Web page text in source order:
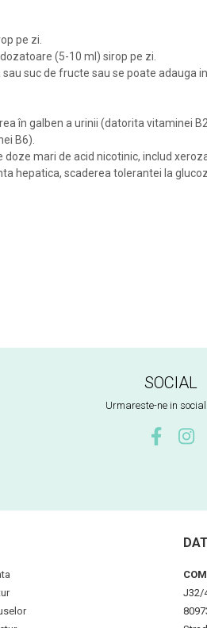
pe zi.
(5-10 ml) sirop pe zi.
suc de fructe sau se poate adauga
în galben a urinii (datorita vitaminei
B6).
mari de acid nicotinic, includ
hepatica, scaderea tolerantei la
SOCIAL
Urmareste-ne in
J32/